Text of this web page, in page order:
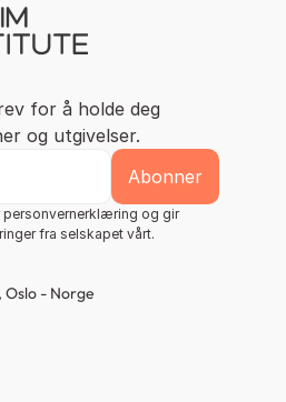
for å holde deg
og utgivelser.
personvernerklæring og gir
fra selskapet vårt.
Oslo - Norge